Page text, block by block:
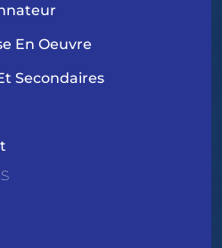
En Oeuvre
Secondaires